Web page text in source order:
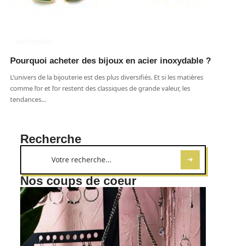
Pourquoi acheter des bijoux en acier inoxydable ?
L’univers de la bijouterie est des plus diversifiés. Et si les matières
comme l’or et l’or restent des classiques de grande valeur, les
tendances…
Recherche
Nos coups de coeur